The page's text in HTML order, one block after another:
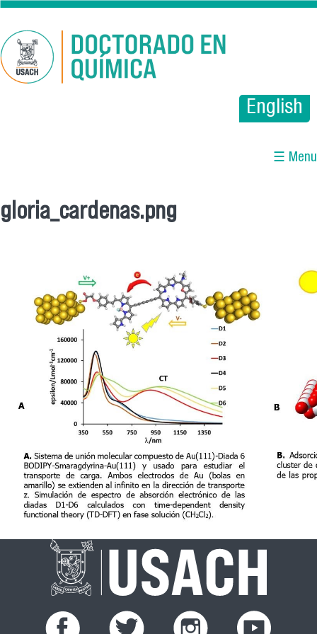
Pasar al contenido principal
English
☰ Menu
Se encuentra usted aquí
gloria_cardenas.png